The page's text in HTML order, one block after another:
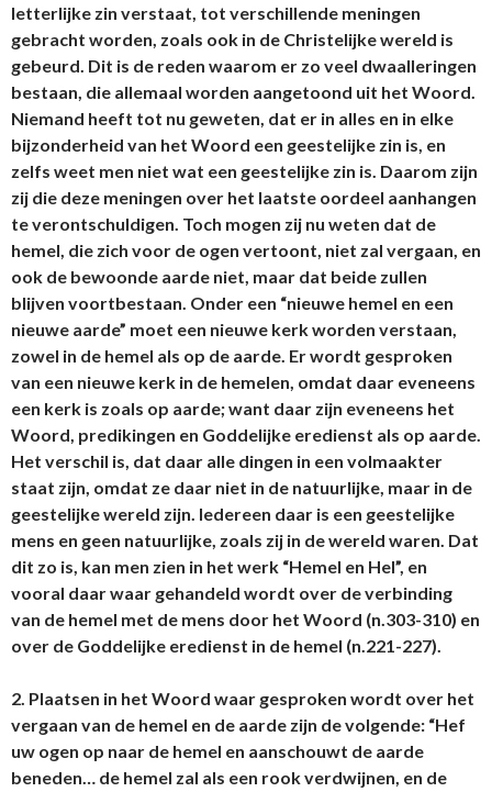
letterlijke zin verstaat, tot verschillende meningen
gebracht worden, zoals ook in de Christelijke wereld is
gebeurd. Dit is de reden waarom er zo veel dwaalleringen
bestaan, die allemaal worden aangetoond uit het Woord.
Niemand heeft tot nu geweten, dat er in alles en in elke
bijzonderheid van het Woord een geestelijke zin is, en
zelfs weet men niet wat een geestelijke zin is. Daarom zijn
zij die deze meningen over het laatste oordeel aanhangen
te verontschuldigen. Toch mogen zij nu weten dat de
hemel, die zich voor de ogen vertoont, niet zal vergaan, en
ook de bewoonde aarde niet, maar dat beide zullen
blijven voortbestaan. Onder een “nieuwe hemel en een
nieuwe aarde” moet een nieuwe kerk worden verstaan,
zowel in de hemel als op de aarde. Er wordt gesproken
van een nieuwe kerk in de hemelen, omdat daar eveneens
een kerk is zoals op aarde; want daar zijn eveneens het
Woord, predikingen en Goddelijke eredienst als op aarde.
Het verschil is, dat daar alle dingen in een volmaakter
staat zijn, omdat ze daar niet in de natuurlijke, maar in de
geestelijke wereld zijn. Iedereen daar is een geestelijke
mens en geen natuurlijke, zoals zij in de wereld waren. Dat
dit zo is, kan men zien in het werk “Hemel en Hel”, en
vooral daar waar gehandeld wordt over de verbinding
van de hemel met de mens door het Woord (n.303-310) en
over de Goddelijke eredienst in de hemel (n.221-227).
2. Plaatsen in het Woord waar gesproken wordt over het
vergaan van de hemel en de aarde zijn de volgende: “Hef
uw ogen op naar de hemel en aanschouwt de aarde
beneden… de hemel zal als een rook verdwijnen, en de